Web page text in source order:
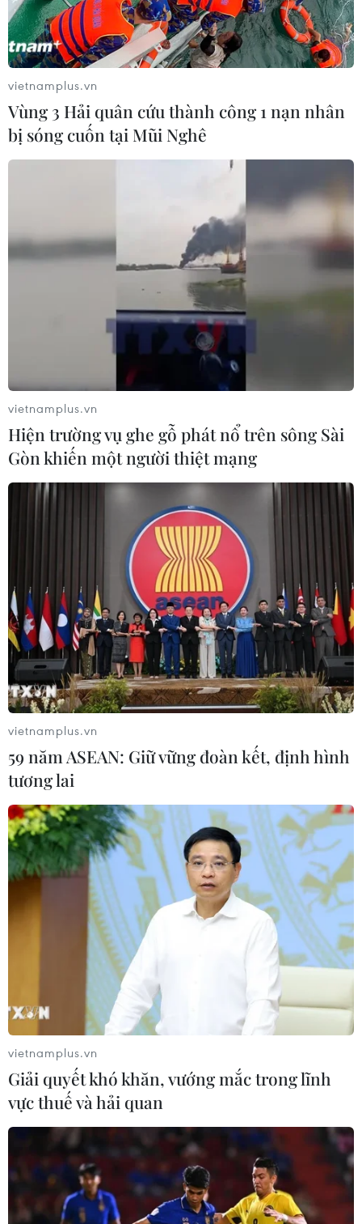
Italy bắt đầu tiến trình tham vấn giải
quyết bế tắc chính trị
Tổng thống Italy Sergio Mattarella bắt đầu các cuộc
tham vấn nhằm đưa Italy thoát khỏi bế tắc chính trị sau
khi Thủ tướng Matteo Renzi chính thức đệ đơn từ chức.
Chính trường Italy đối mặt với thách thức
sau khi ông Renzi từ chức
Những rắc rối về chính trị và tài chính của Italy dự kiến
sẽ kéo dài cũng như có nguy cơ đe dọa Khu vực đồng
euro.
vietnamplus.vn
Vùng 3 Hải quân cứu thành công 1 nạn nhân
bị sóng cuốn tại Mũi Nghê
vietnamplus.vn
Hiện trường vụ ghe gỗ phát nổ trên sông Sài
Gòn khiến một người thiệt mạng
vietnamplus.vn
59 năm ASEAN: Giữ vững đoàn kết, định hình
tương lai
vietnamplus.vn
Giải quyết khó khăn, vướng mắc trong lĩnh
vực thuế và hải quan